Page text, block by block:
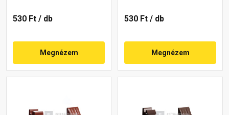
530 Ft / db
Megnézem
530 Ft / db
Megnézem